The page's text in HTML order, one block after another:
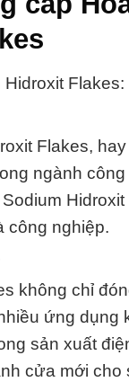
Hidroxit
Flakes,
ngành
công nghiệp.
không chỉ
ứng
sản xuất
cửa mới